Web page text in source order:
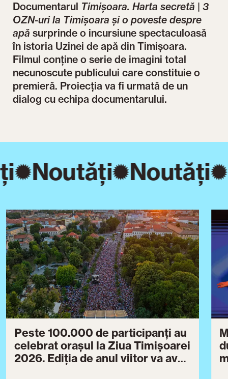
Documentarul Timișoara. Harta secretă | 3
OZN-uri la Timișoara și o poveste despre
apă surprinde o incursiune spectaculoasă
în istoria Uzinei de apă din Timişoara.
Filmul conține o serie de imagini total
necunoscute publicului care constituie o
premieră. Proiecția va fi urmată de un
dialog cu echipa documentarului.
Noutăți Noutăți
Peste 100.000 de participanți au
celebrat orașul la Ziua Timișoarei
2026. Ediția de anul viitor va avea